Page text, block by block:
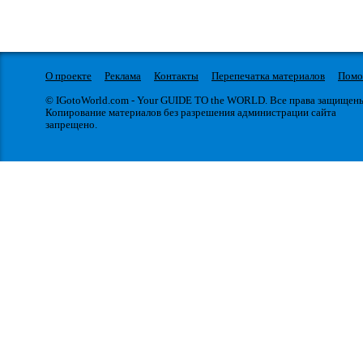
О проекте Реклама Контакты Перепечатка материалов
© IGotoWorld.com - Your GUIDE TO the WORLD. Все права
Копирование материалов без разрешения администрации сайта
запрещено.